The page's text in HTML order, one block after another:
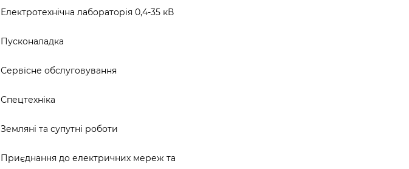
Електротехнічна лабораторія 0,4-35 кВ
Пусконаладка
Сервісне обслуговування
Спецтехніка
Земляні та супутні роботи
Приєднання до електричних мереж та